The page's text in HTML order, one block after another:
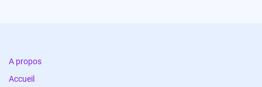
A propos
Accueil